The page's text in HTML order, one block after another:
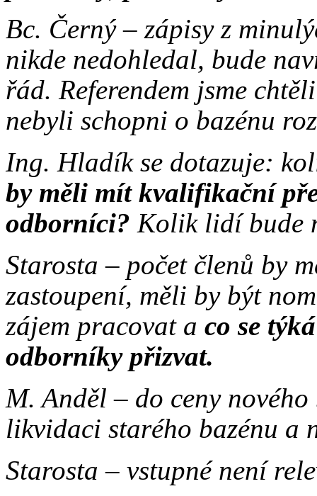
Bc. Černý – zápisy z
nikde nedohledal, bude
řád. Referendem jsme
nebyli schopni o bazénu
Ing. Hladík se dotazuje:
by měli mít kvalifikační
odborníci? Kolik lidí bude
Starosta – počet členů by
zastoupení, měli by být
zájem pracovat a co se
odborníky přizvat.
M. Anděl – do ceny
likvidaci starého bazénu a
Starosta – vstupné není